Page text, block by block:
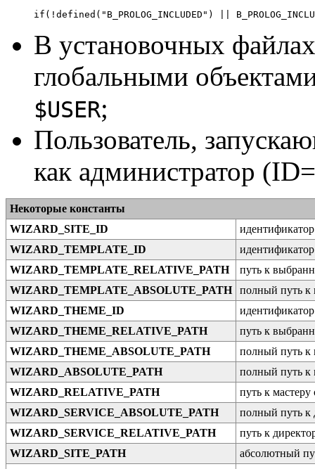
if(!defined("B_PROLOG_INCLUDED") ||
В установочных
глобальными
$USER;
Пользователь,
как администратор
Некоторые константы
WIZARD_SITE_ID
идентификатор
WIZARD_TEMPLATE_ID
WIZARD_TEMPLATE_RELATIVE_PATH
путь к
WIZARD_TEMPLATE_ABSOLUTE_PATH
полный путь к
WIZARD_THEME_ID
WIZARD_THEME_RELATIVE_PATH
путь к
WIZARD_THEME_ABSOLUTE_PATH
полный путь к
WIZARD_ABSOLUTE_PATH
полный путь к
WIZARD_RELATIVE_PATH
путь к мастеру
WIZARD_SERVICE_ABSOLUTE_PATH
полный путь к
WIZARD_SERVICE_RELATIVE_PATH
путь к
WIZARD_SITE_PATH
абсолютный